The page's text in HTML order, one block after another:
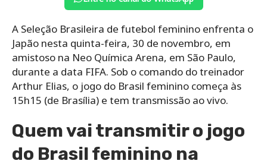
A Seleção Brasileira de futebol feminino enfrenta o
Japão nesta quinta-feira, 30 de novembro, em
amistoso na Neo Química Arena, em São Paulo,
durante a data FIFA. Sob o comando do treinador
Arthur Elias, o jogo do Brasil feminino começa às
15h15 (de Brasília) e tem transmissão ao vivo.
Quem vai transmitir o jogo
do Brasil feminino na